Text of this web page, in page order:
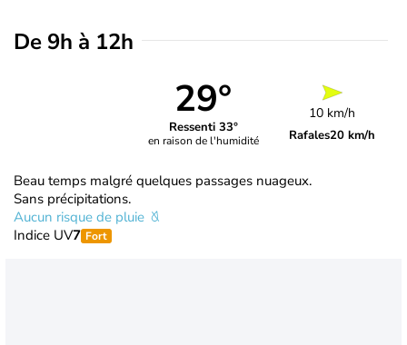
De 9h à 12h
29°
Ressenti 33°
en raison de l'humidité
10 km/h
Rafales20 km/h
Beau temps malgré quelques passages nuageux.
Sans précipitations.
Aucun risque de pluie
Indice UV7 Fort